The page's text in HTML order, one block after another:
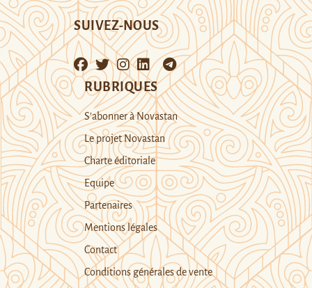
SUIVEZ-NOUS
RUBRIQUES
S’abonner à Novastan
Le projet Novastan
Charte éditoriale
Equipe
Partenaires
Mentions légales
Contact
Conditions générales de vente